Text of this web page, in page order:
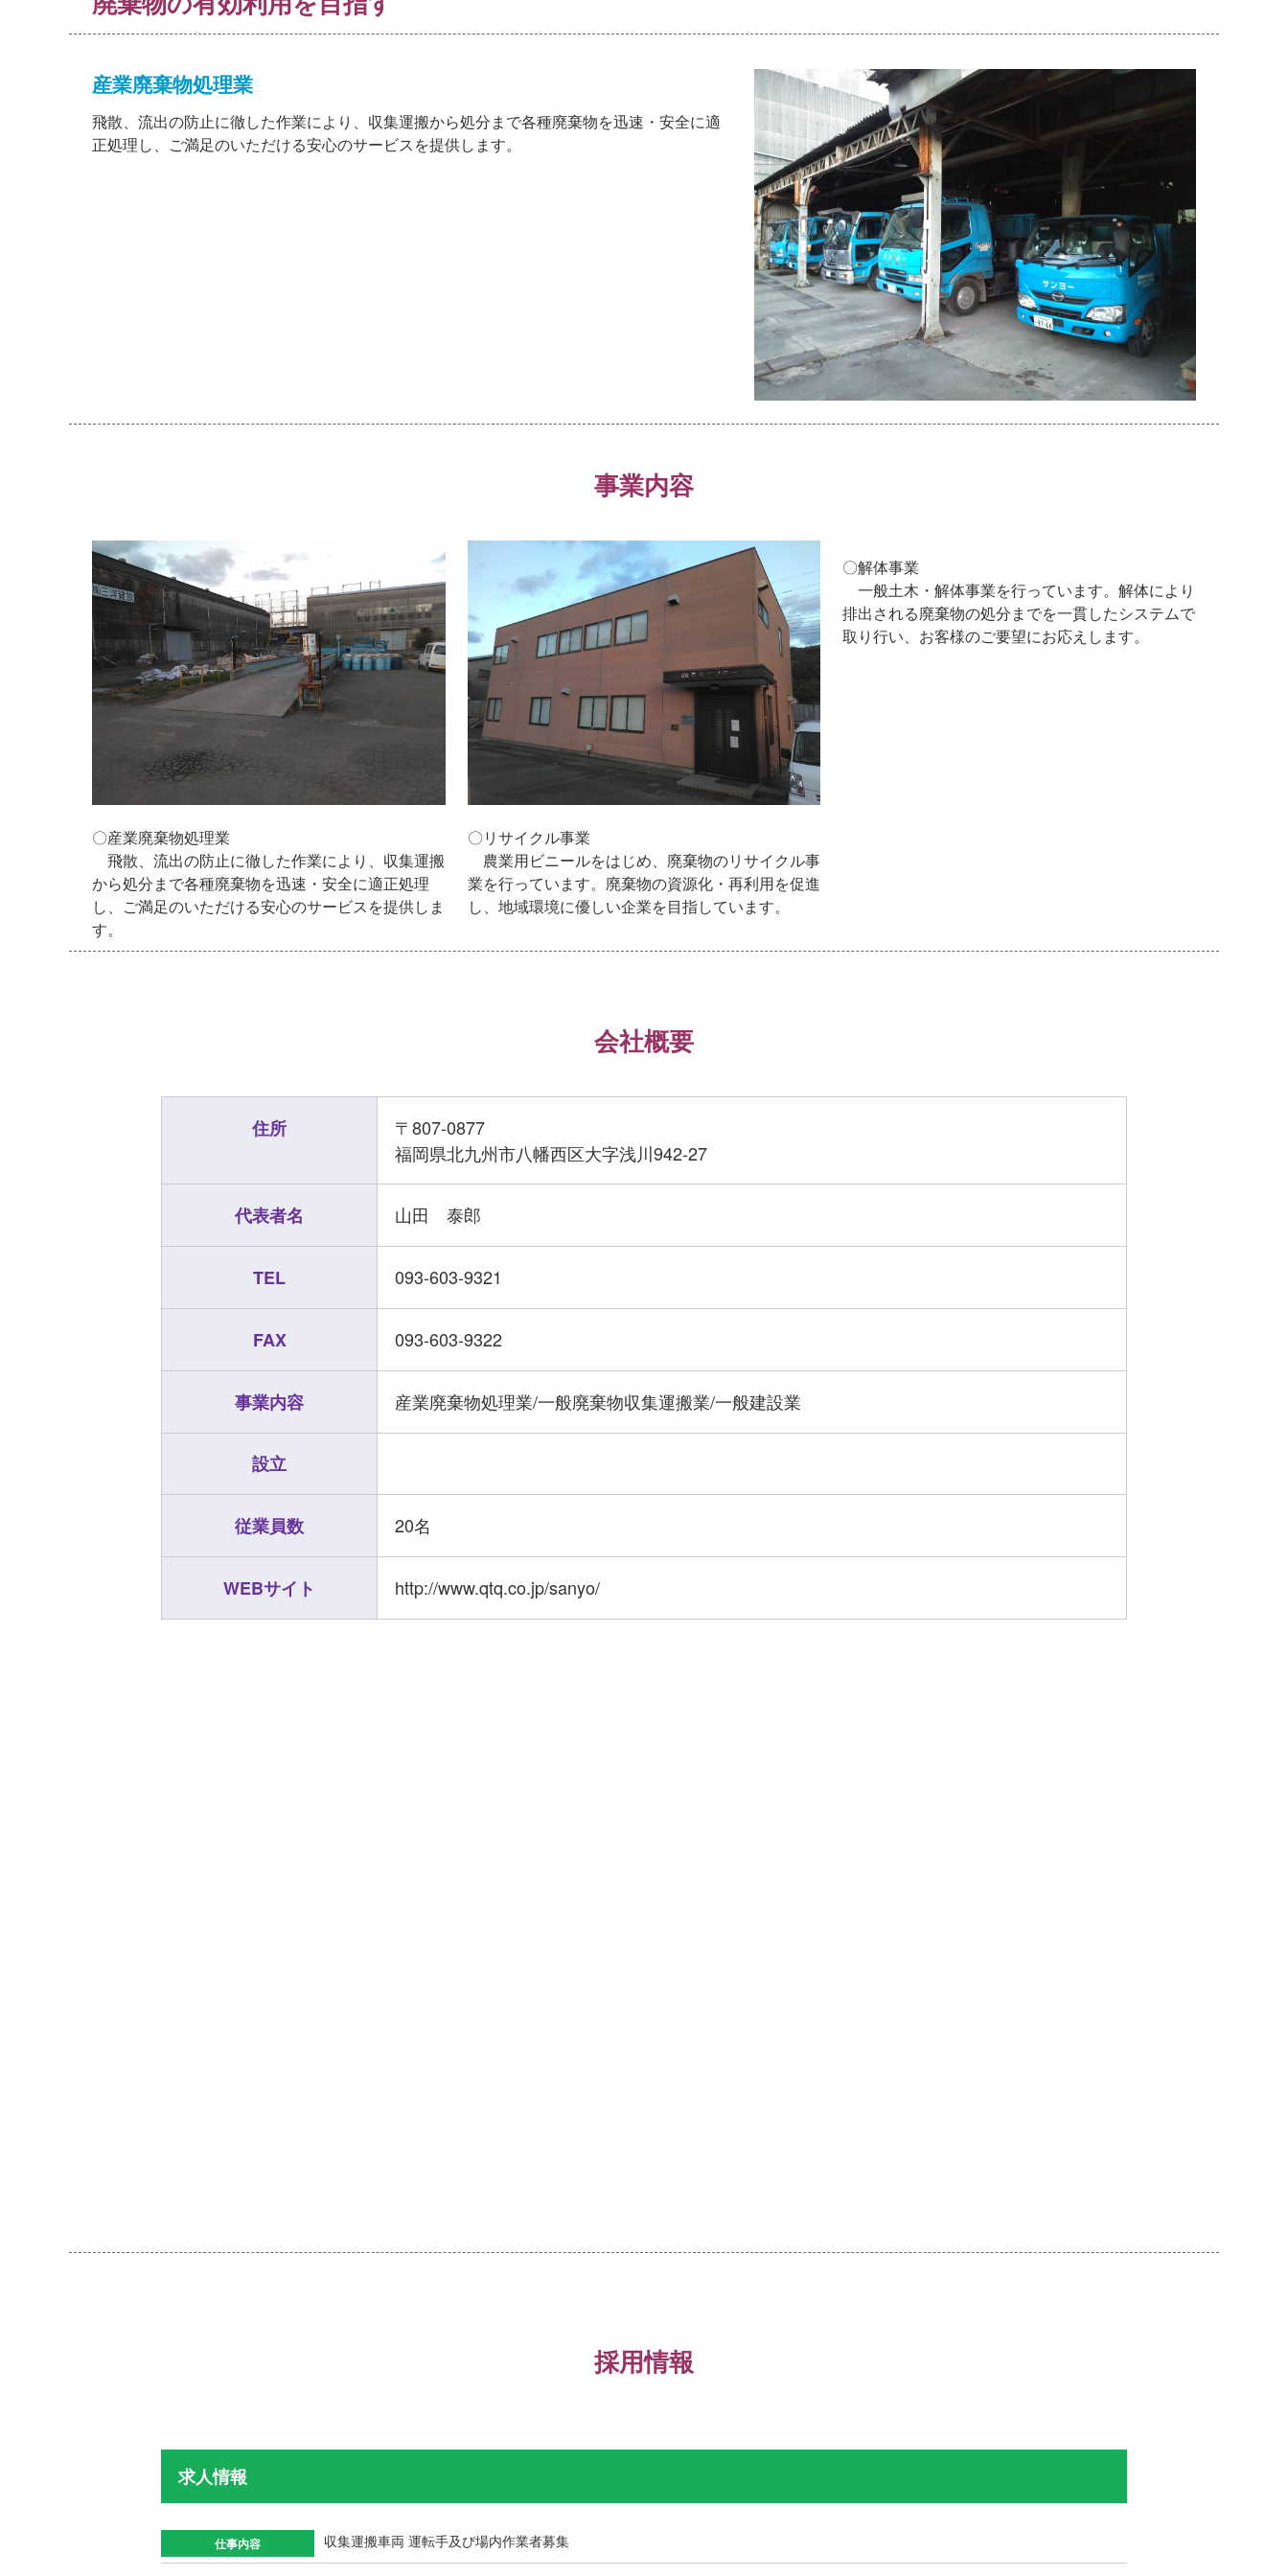
産業廃棄物処理業
飛散、流出の防止に徹した作業により、収集運搬から処分まで各種廃棄物を迅速・安全に適
正処理し、ご満足のいただける安心のサービスを提供します。
事業内容
〇産業廃棄物処理業
飛散、流出の防止に徹した作業により、収集運搬
から処分まで各種廃棄物を迅速・安全に適正処理
し、ご満足のいただける安心のサービスを提供しま
す。
〇リサイクル事業
農業用ビニールをはじめ、廃棄物のリサイクル事
業を行っています。廃棄物の資源化・再利用を促進
し、地域環境に優しい企業を目指しています。
〇解体事業
一般土木・解体事業を行っています。解体により
排出される廃棄物の処分までを一貫したシステムで
取り行い、お客様のご要望にお応えします。
会社概要
住所
〒807-0877
福岡県北九州市八幡西区大字浅川942-27
代表者名 山田 泰郎
TEL 093-603-9321
FAX 093-603-9322
事業内容 産業廃棄物処理業/一般廃棄物収集運搬業/一般建設業
設立
従業員数 20名
WEBサイト http://www.qtq.co.jp/sanyo/
採用情報
求人情報
仕事内容 収集運搬車両 運転手及び場内作業者募集